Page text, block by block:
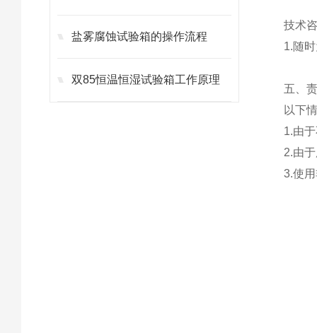
盐雾腐蚀试验箱的操作流程
​​双85恒温恒湿试验箱工作原理
技术
1.随
五、
以下
1.由
2.由
3.使